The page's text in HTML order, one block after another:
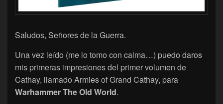
Saludos, Señores de la Guerra.
Una vez leído (me lo tomo con calma…) puedo daros
mis primeras impresiones del primer volumen de
Cathay, llamado Armies of Grand Cathay, para
Warhammer The Old World.